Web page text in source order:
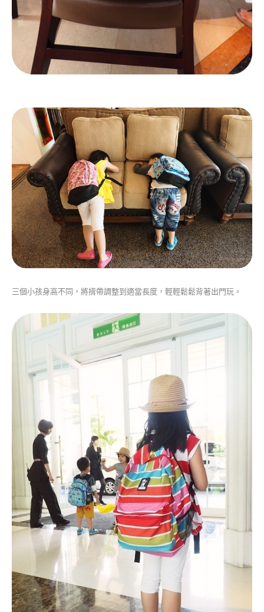
三個小孩身高不同， 將揹帶調整到適當長度，輕輕鬆鬆背著出門玩。